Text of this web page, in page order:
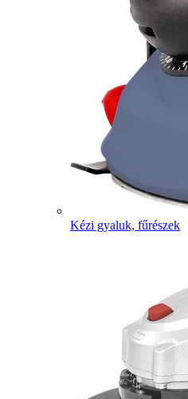
Kézi gyaluk, fűrészek